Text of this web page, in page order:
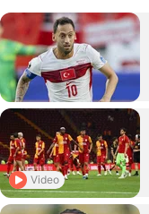
Video